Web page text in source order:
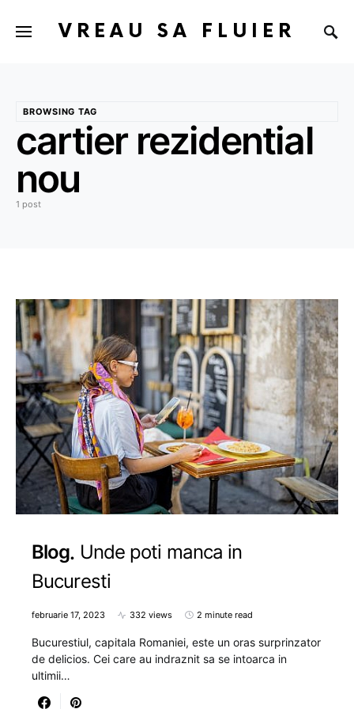
VREAU SA FLUIER
BROWSING TAG
cartier rezidential
nou
1 post
Blog Unde poti manca in
Bucuresti
februarie 17, 2023 332 views 2 minute read
Bucurestiul, capitala Romaniei, este un oras surprinzator
de delicios. Cei care au indraznit sa se intoarca in
ultimii…